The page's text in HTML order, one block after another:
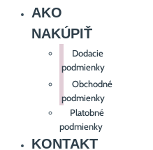
AKO
NAKÚPIŤ
Dodacie
podmienky
Obchodné
podmienky
Platobné
podmienky
KONTAKT